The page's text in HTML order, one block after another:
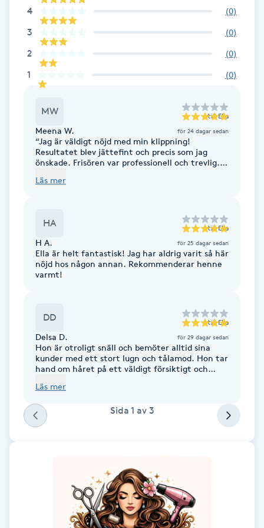
Damklippning
Dermapen
Diamantslipning
Enzympeeling
Extensions borttagning
Eyeliner-tatuering
Faceliftmassage
Fet hårbotten
Fettreducering
Fibromassage
4 (0)
3 (0)
2 (0)
1 (0)
MW till Ella
Meena W. för 24 dagar sedan
“Jag är väldigt nöjd med min klippning!
Resultatet blev jättefint och precis som jag
önskade. Frisören var professionell och trevlig.
Läs mer
HA till Ella
H A. för 25 dagar sedan
Ella är helt fantastisk! Jag har aldrig varit så här
nöjd hos någon annan. Rekommenderar henne
varmt!
DD till Ella
Delsa D. för 29 dagar sedan
Hon är otroligt snäll och bemöter alltid sina
kunder med ett stort lugn och tålamod. Hon tar
hand om håret på ett väldigt försiktigt och
skört och hade flera olika färger, men tack vare
friskare hår med en jättefin färg. 😍 Hon är
dessutom alltid glad, trevlig och positiv, och
Läs mer
Sida 1 av 3